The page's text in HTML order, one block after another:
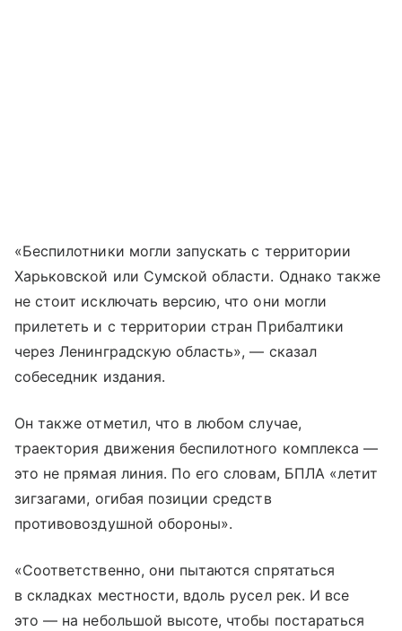
«Беспилотники могли запускать с территории
Харьковской или Сумской области. Однако также
не стоит исключать версию, что они могли
прилететь и с территории стран Прибалтики
через Ленинградскую область», — сказал
собеседник издания.
Он также отметил, что в любом случае,
траектория движения беспилотного комплекса —
это не прямая линия. По его словам, БПЛА «летит
зигзагами, огибая позиции средств
противовоздушной обороны».
«Соответственно, они пытаются спрятаться
в складках местности, вдоль русел рек. И все
это — на небольшой высоте, чтобы постараться